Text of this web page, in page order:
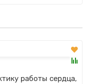
работы сердца,